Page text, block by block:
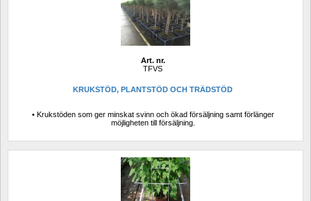
Art. nr.
TFVS
KRUKSTÖD, PLANTSTÖD OCH TRÄDSTÖD
• Krukstöden som ger minskat svinn och ökad försäljning samt förlänger
möjligheten till försäljning.